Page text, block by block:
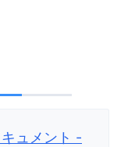
ュメント -